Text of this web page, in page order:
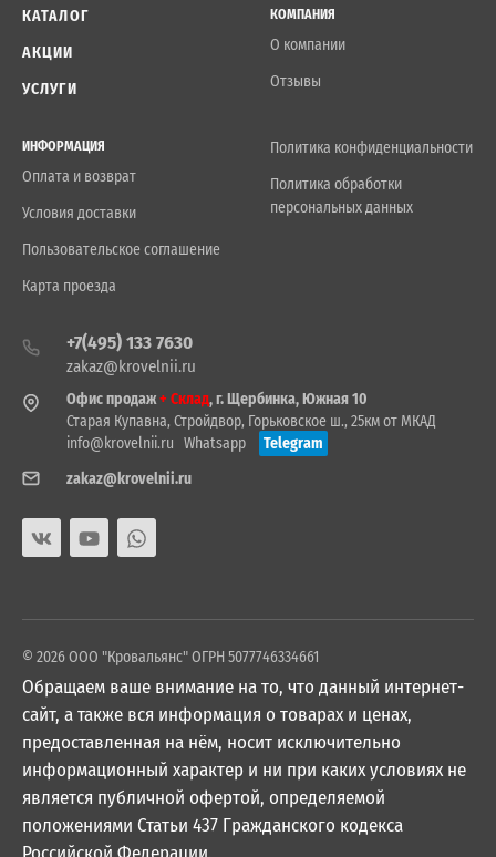
КАТАЛОГ
АКЦИИ
УСЛУГИ
КОМПАНИЯ
О компании
Отзывы
ИНФОРМАЦИЯ
Оплата и возврат
Условия доставки
Пользовательское соглашение
Карта проезда
Политика конфиденциальности
Политика обработки
персональных данных
+7(495) 133 7630
zakaz@krovelnii.ru
Офис продаж+ Склад, г. Щербинка, Южная 10
Старая Купавна, Стройдвор, Горьковское ш., 25км от МКАД
info@krovelnii.ru Whatsapp
Telegram
zakaz@krovelnii.ru
© 2026 ООО "Кровальянс" ОГРН 5077746334661
Обращаем ваше внимание на то, что данный интернет-
сайт, а также вся информация о товарах и ценах,
предоставленная на нём, носит исключительно
информационный характер и ни при каких условиях не
является публичной офертой, определяемой
положениями Статьи 437 Гражданского кодекса